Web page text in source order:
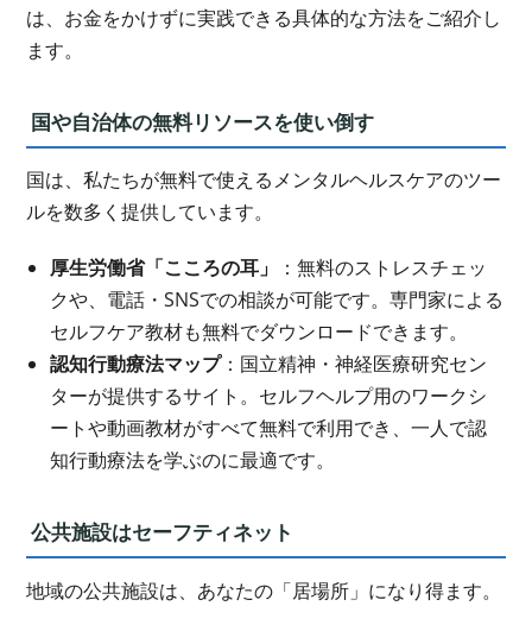
は、お金をかけずに実践できる具体的な方法をご紹介し
ます。
国や自治体の無料リソースを使い倒す
国は、私たちが無料で使えるメンタルヘルスケアのツー
ルを数多く提供しています。
厚生労働省「こころの耳」
：無料のストレスチェッ
クや、電話・SNSでの相談が可能です。専門家による
セルフケア教材も無料でダウンロードできます。
認知行動療法マップ：国立精神・神経医療研究セン
ターが提供するサイト。セルフヘルプ用のワークシ
ートや動画教材がすべて無料で利用でき、一人で認
知行動療法を学ぶのに最適です。
公共施設はセーフティネット
地域の公共施設は、あなたの「居場所」になり得ます。